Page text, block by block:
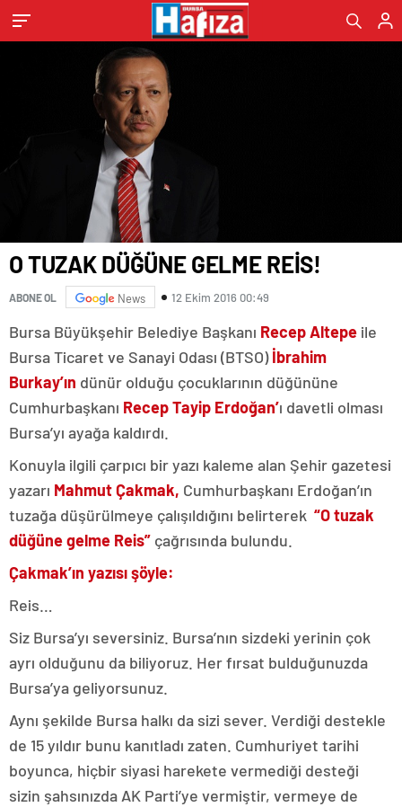
O TUZAK DÜĞÜNE GELME REİS!
ABONE OL News 12 Ekim 2016 00:49
Bursa Büyükşehir Belediye Başkanı Recep Altepe ile
Bursa Ticaret ve Sanayi Odası (BTSO)İbrahim
Burkay’ın dünür olduğu çocuklarının düğününe
Cumhurbaşkanı Recep Tayip Erdoğan’ı davetli olması
Bursa’yı ayağa kaldırdı.
Konuyla ilgili çarpıcı bir yazı kaleme alan Şehir gazetesi
yazarı Mahmut Çakmak, Cumhurbaşkanı Erdoğan’ın
tuzağa düşürülmeye çalışıldığını belirterek “O tuzak
düğüne gelme Reis” çağrısında bulundu.
Çakmak’ın yazısı şöyle:
Reis…
Siz Bursa’yı seversiniz. Bursa’nın sizdeki yerinin çok
ayrı olduğunu da biliyoruz. Her fırsat bulduğunuzda
Bursa’ya geliyorsunuz.
Aynı şekilde Bursa halkı da sizi sever. Verdiği destekle
de 15 yıldır bunu kanıtladı zaten. Cumhuriyet tarihi
boyunca, hiçbir siyasi harekete vermediği desteği
sizin şahsınızda AK Parti’ye vermiştir, vermeye de